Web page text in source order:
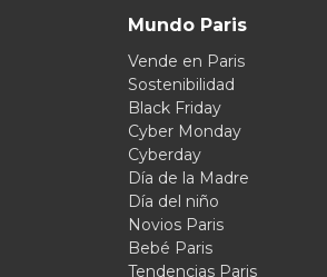
Mundo Paris
Vende en Paris
Sostenibilidad
Black Friday
Cyber Monday
Cyberday
Día de la Madre
Día del niño
Novios Paris
Bebé Paris
Tendencias Paris